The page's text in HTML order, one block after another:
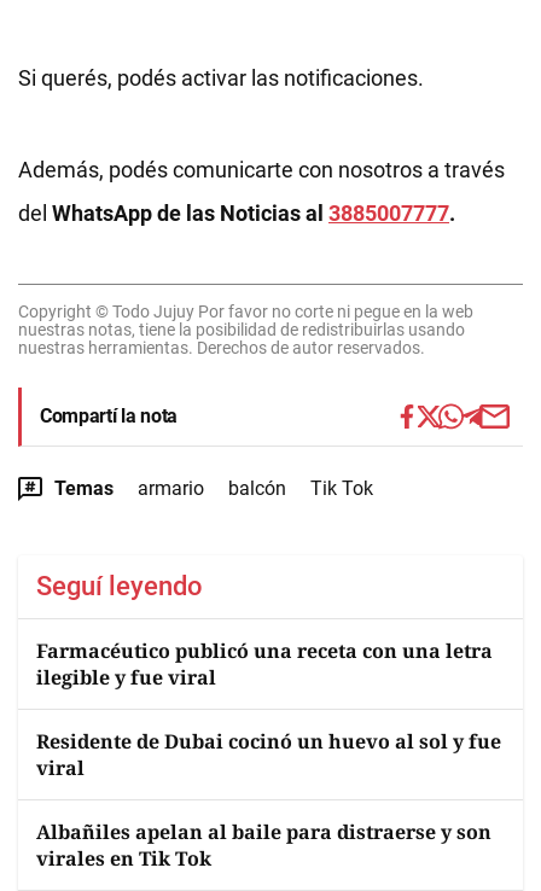
Si querés, podés activar las notificaciones.
Además, podés comunicarte con nosotros a través
del WhatsApp de las Noticias al 3885007777.
Copyright © Todo Jujuy Por favor no corte ni pegue en la web
nuestras notas, tiene la posibilidad de redistribuirlas usando
nuestras herramientas. Derechos de autor reservados.
Compartí la nota
Temas armario balcón Tik Tok
Seguí leyendo
Farmacéutico publicó una receta con una letra
ilegible y fue viral
Residente de Dubai cocinó un huevo al sol y fue
viral
Albañiles apelan al baile para distraerse y son
virales en Tik Tok